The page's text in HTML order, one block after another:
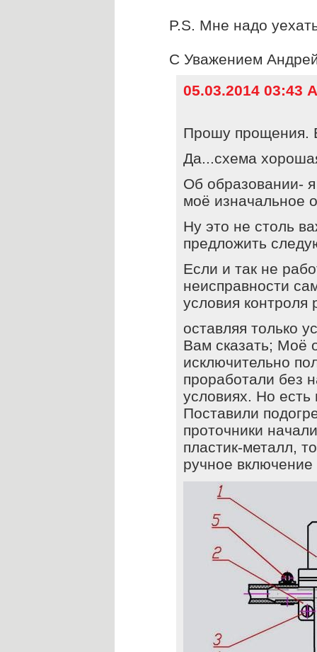
P.S. Мне надо
С Уважением
05.03.2014 03:43
Прошу прощения.
Да...схема
Об образовании-
моё изначальное
Ну это не столь
предложить
Если и так не
неисправности
условия контроля
оставляя только
Вам сказать; Моё
исключительно
проработали без
условиях. Но есть
Поставили
проточники
пластик-металл,
ручное включение